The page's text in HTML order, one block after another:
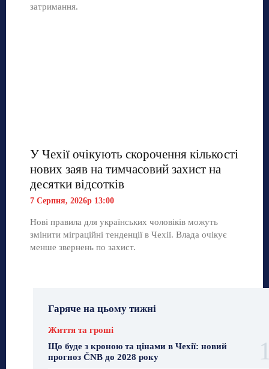
затримання.
У Чехії очікують скорочення кількості
нових заяв на тимчасовий захист на
десятки відсотків
7 Серпня, 2026р 13:00
Нові правила для українських чоловіків можуть
змінити міграційні тенденції в Чехії. Влада очікує
менше звернень по захист.
Гаряче на цьому тижні
Життя та гроші
Що буде з кроною та цінами в Чехії: новий
прогноз ČNB до 2028 року